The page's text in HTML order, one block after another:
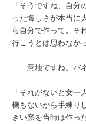
「そうですね、自
った悔しさが本当に
ら自分で作って。そ
行こうとは思わなか
――意地ですね。バネ
「それがないと女
機もないから手練り
きい窯を当時は作っ